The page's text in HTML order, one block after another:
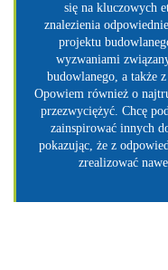
się na kluczowych
znalezienia
projektu
wyzwaniami
budowlanego, a także
Opowiem również o
przezwyciężyć. Chcę
zainspirować innych
pokazując, że z
zrealizować